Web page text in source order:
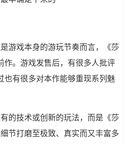
戏本身的游玩节奏而言，《莎
作。游戏发售后，有很多人批评
也有很多对本作能够重现系列魅
技术或创新的玩法，而是《莎
节打磨至极致、真实而又丰富多